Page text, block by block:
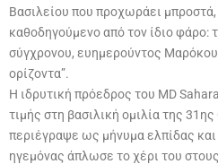
Βασιλείου που προχωράει μπροστά,
καθοδηγούμενο από τον ίδιο φάρο:
σύγχρονου, ευημερούντος Μαρόκου
ορίζοντα”.
Η ιδρυτική πρόεδρος του MD
τιμής στη βασιλική ομιλία της
περιέγραψε ως μήνυμα ελπίδας και
ηγεμόνας άπλωσε το χέρι του